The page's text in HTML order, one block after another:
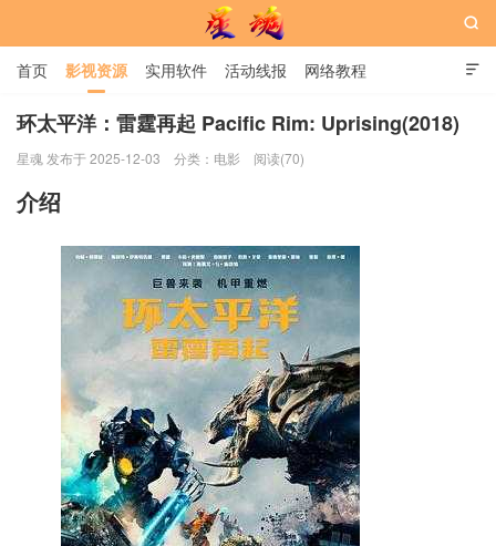

首页 影视资源 实用软件 活动线报 网络教程
用户中心 书籍 娱乐

环太平洋：雷霆再起 Pacific Rim: Uprising(2018)
星魂 发布于 2025-12-03 分类： 电影 阅读(70)
介绍